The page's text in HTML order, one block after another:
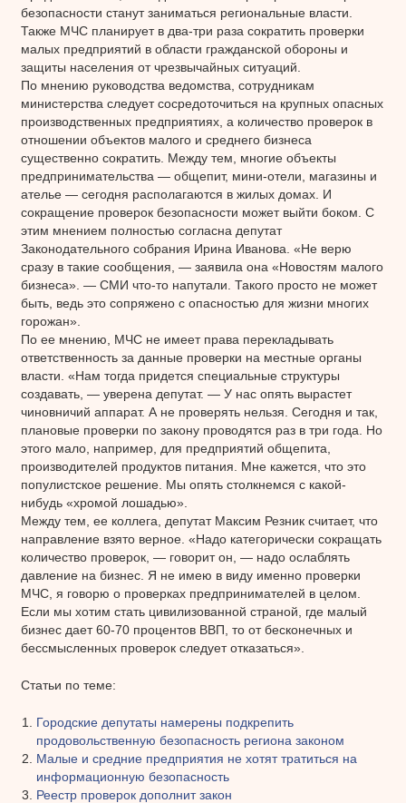
безопасности станут заниматься региональные власти.
Также МЧС планирует в два-три раза сократить проверки
малых предприятий в области гражданской обороны и
защиты населения от чрезвычайных ситуаций.
По мнению руководства ведомства, сотрудникам
министерства следует сосредоточиться на крупных опасных
производственных предприятиях, а количество проверок в
отношении объектов малого и среднего бизнеса
существенно сократить. Между тем, многие объекты
предпринимательства — общепит, мини-отели, магазины и
ателье — сегодня располагаются в жилых домах. И
сокращение проверок безопасности может выйти боком. С
этим мнением полностью согласна депутат
Законодательного собрания Ирина Иванова. «Не верю
сразу в такие сообщения, — заявила она «Новостям малого
бизнеса». — СМИ что-то напутали. Такого просто не может
быть, ведь это сопряжено с опасностью для жизни многих
горожан».
По ее мнению, МЧС не имеет права перекладывать
ответственность за данные проверки на местные органы
власти. «Нам тогда придется специальные структуры
создавать, — уверена депутат. — У нас опять вырастет
чиновничий аппарат. А не проверять нельзя. Сегодня и так,
плановые проверки по закону проводятся раз в три года. Но
этого мало, например, для предприятий общепита,
производителей продуктов питания. Мне кажется, что это
популистское решение. Мы опять столкнемся с какой-
нибудь «хромой лошадью».
Между тем, ее коллега, депутат Максим Резник считает, что
направление взято верное. «Надо категорически сокращать
количество проверок, — говорит он, — надо ослаблять
давление на бизнес. Я не имею в виду именно проверки
МЧС, я говорю о проверках предпринимателей в целом.
Если мы хотим стать цивилизованной страной, где малый
бизнес дает 60-70 процентов ВВП, то от бесконечных и
бессмысленных проверок следует отказаться».
Статьи по теме:
Городские депутаты намерены подкрепить
продовольственную безопасность региона законом
Малые и средние предприятия не хотят тратиться на
информационную безопасность
Реестр проверок дополнит закон